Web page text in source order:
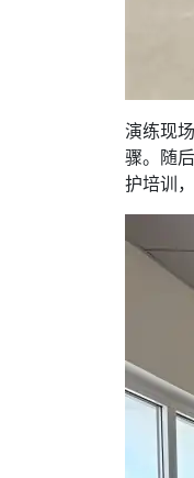
演练现
骤。随
护培训